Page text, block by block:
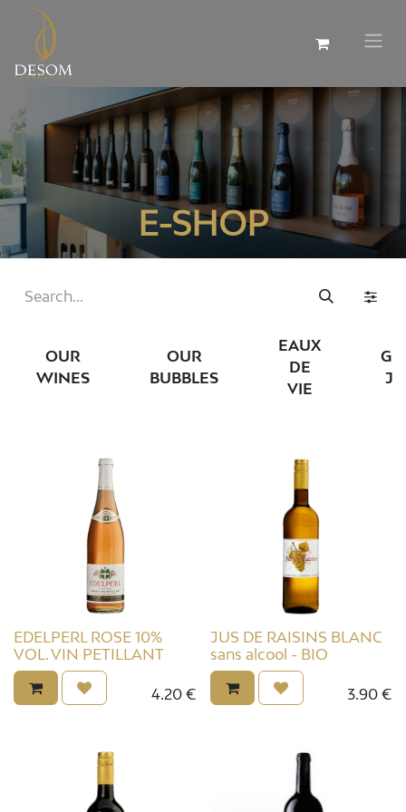
E-SHOP
OUR
WINES
OUR
BUBBLES
EAUX
DE
VIE
EDELPERL ROSE 10%
VOL. VIN PETILLANT
4.20€
JUS DE RAISINS BLANC
sans alcool - BIO
3.90 €